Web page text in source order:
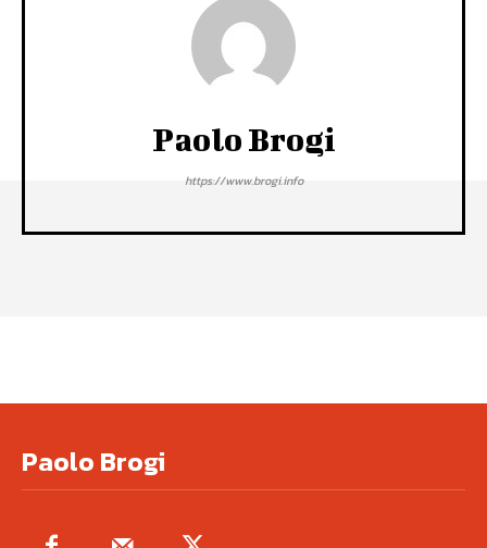
Paolo Brogi
https://www.brogi.info
Paolo Brogi